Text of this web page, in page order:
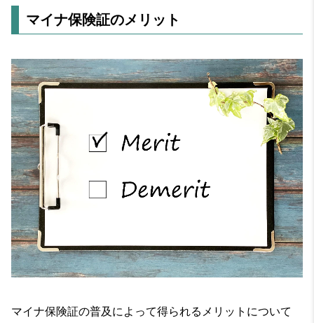
マイナ保険証のメリット
マイナ保険証の普及によって得られるメリットについて